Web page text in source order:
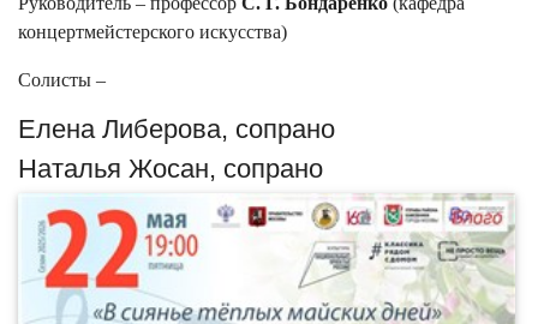
концертмейстерского искусства)
Солисты –
Елена Либерова, сопрано
Наталья Жосан, сопрано